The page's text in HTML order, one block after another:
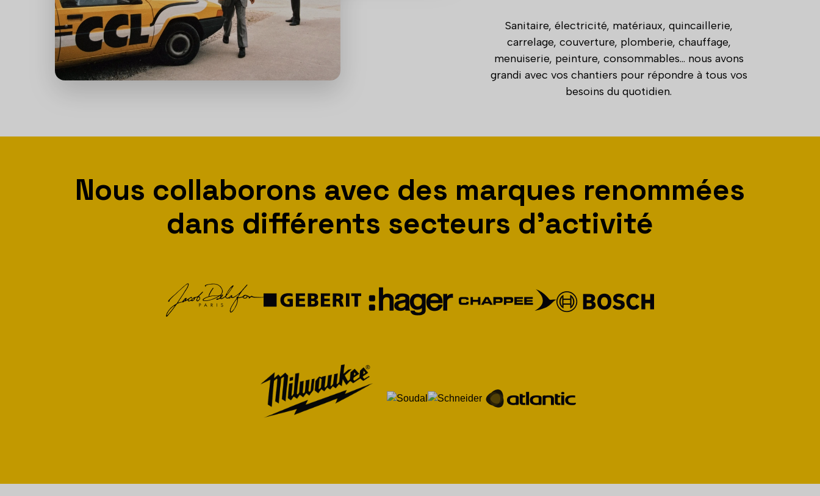
Sanitaire, électricité, matériaux, quincaillerie,
carrelage, couverture, plomberie, chauffage,
menuiserie, peinture, consommables… nous avons
grandi avec vos chantiers pour répondre à tous vos
besoins du quotidien.
Nous collaborons avec des marques renommées
dans différents secteurs d’activité